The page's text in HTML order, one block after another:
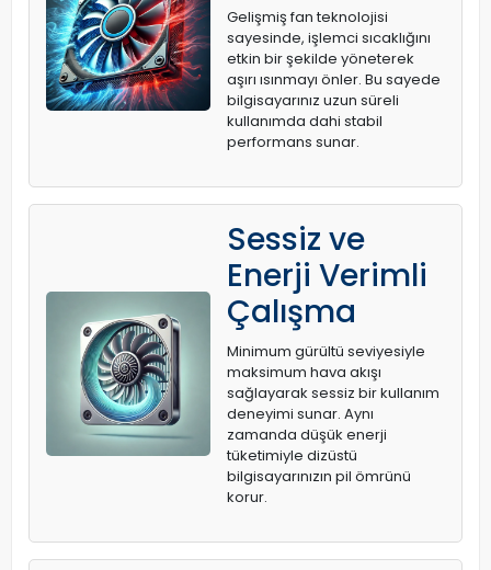
Gelişmiş fan teknolojisi
sayesinde, işlemci sıcaklığını
etkin bir şekilde yöneterek
aşırı ısınmayı önler. Bu sayede
bilgisayarınız uzun süreli
kullanımda dahi stabil
performans sunar.
Sessiz ve
Enerji Verimli
Çalışma
Minimum gürültü seviyesiyle
maksimum hava akışı
sağlayarak sessiz bir kullanım
deneyimi sunar. Aynı
zamanda düşük enerji
tüketimiyle dizüstü
bilgisayarınızın pil ömrünü
korur.